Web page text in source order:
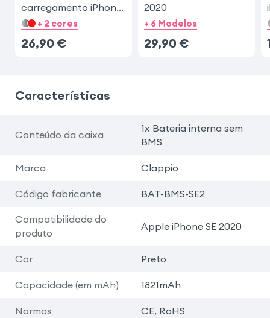
carregamento iPhone
SE 2020+ 2 cores
26,90 €
2020
+ 6 Modelos
29,90 €
Características
Conteúdo da caixa
1x Bateria interna sem
BMS
Marca Clappio
Código fabricante BAT-BMS-SE2
Compatibilidade do
produto
Apple iPhone SE 2020
Cor Preto
Capacidade (em mAh) 1821mAh
Normas CE, RoHS